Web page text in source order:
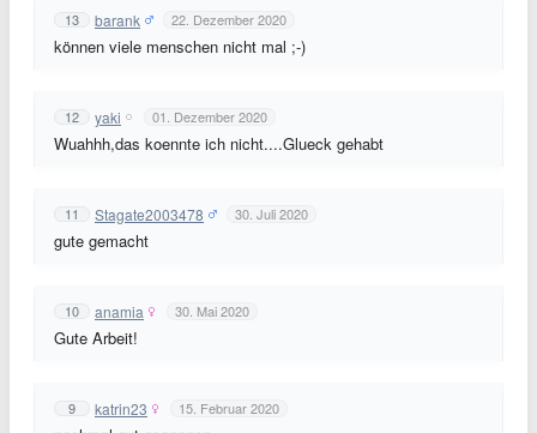
13 barank 22. Dezember 2020
können viele menschen nicht mal ;-)
12 yaki 01. Dezember 2020
Wuahhh,das koennte ich nicht....Glueck gehabt
11 Stagate2003478 30. Juli 2020
gute gemacht
10 anamia 30. Mai 2020
Gute Arbeit!
9 katrin23 15. Februar 2020